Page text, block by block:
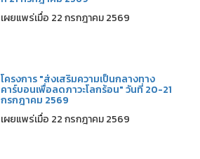
เผยแพร่เมื่อ 22 กรกฎาคม 2569
โครงการ "ส่งเสริมความเป็นกลางทาง
คาร์บอนเพื่อลดภาวะโลกร้อน" วันที่ 20-21
กรกฎาคม 2569
เผยแพร่เมื่อ 22 กรกฎาคม 2569